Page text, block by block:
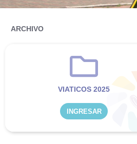
ARCHIVO
VIATICOS 2025
INGRESAR